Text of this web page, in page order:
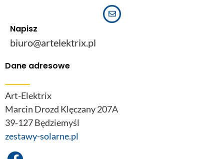
Napisz
biuro@artelektrix.pl
Dane adresowe
Art-Elektrix
Marcin Drozd Klęczany 207A
39-127 Będziemyśl
zestawy-solarne.pl